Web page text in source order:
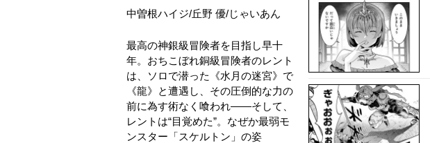
中曽根ハイジ/丘野 優/じゃいあん
最高の神銀級冒険者を目指し早十
年。おちこぼれ銅級冒険者のレント
は、ソロで潜った《水月の迷宮》で
《龍》と遭遇し、その圧倒的な力の
前に為す術なく喰われ――そして、
レントは“目覚めた”。なぜか最弱モ
ンスター「スケルトン」の姿